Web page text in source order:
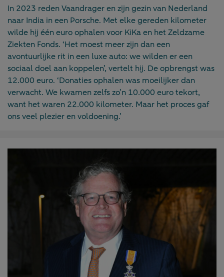
In 2023 reden Vaandrager en zijn gezin van Nederland
naar India in een Porsche. Met elke gereden kilometer
wilde hij één euro ophalen voor KiKa en het Zeldzame
Ziekten Fonds. ‘Het moest meer zijn dan een
avontuurlijke rit in een luxe auto: we wilden er een
sociaal doel aan koppelen’, vertelt hij. De opbrengst was
12.000 euro. ‘Donaties ophalen was moeilijker dan
verwacht. We kwamen zelfs zo’n 10.000 euro tekort,
want het waren 22.000 kilometer. Maar het proces gaf
ons veel plezier en voldoening.’